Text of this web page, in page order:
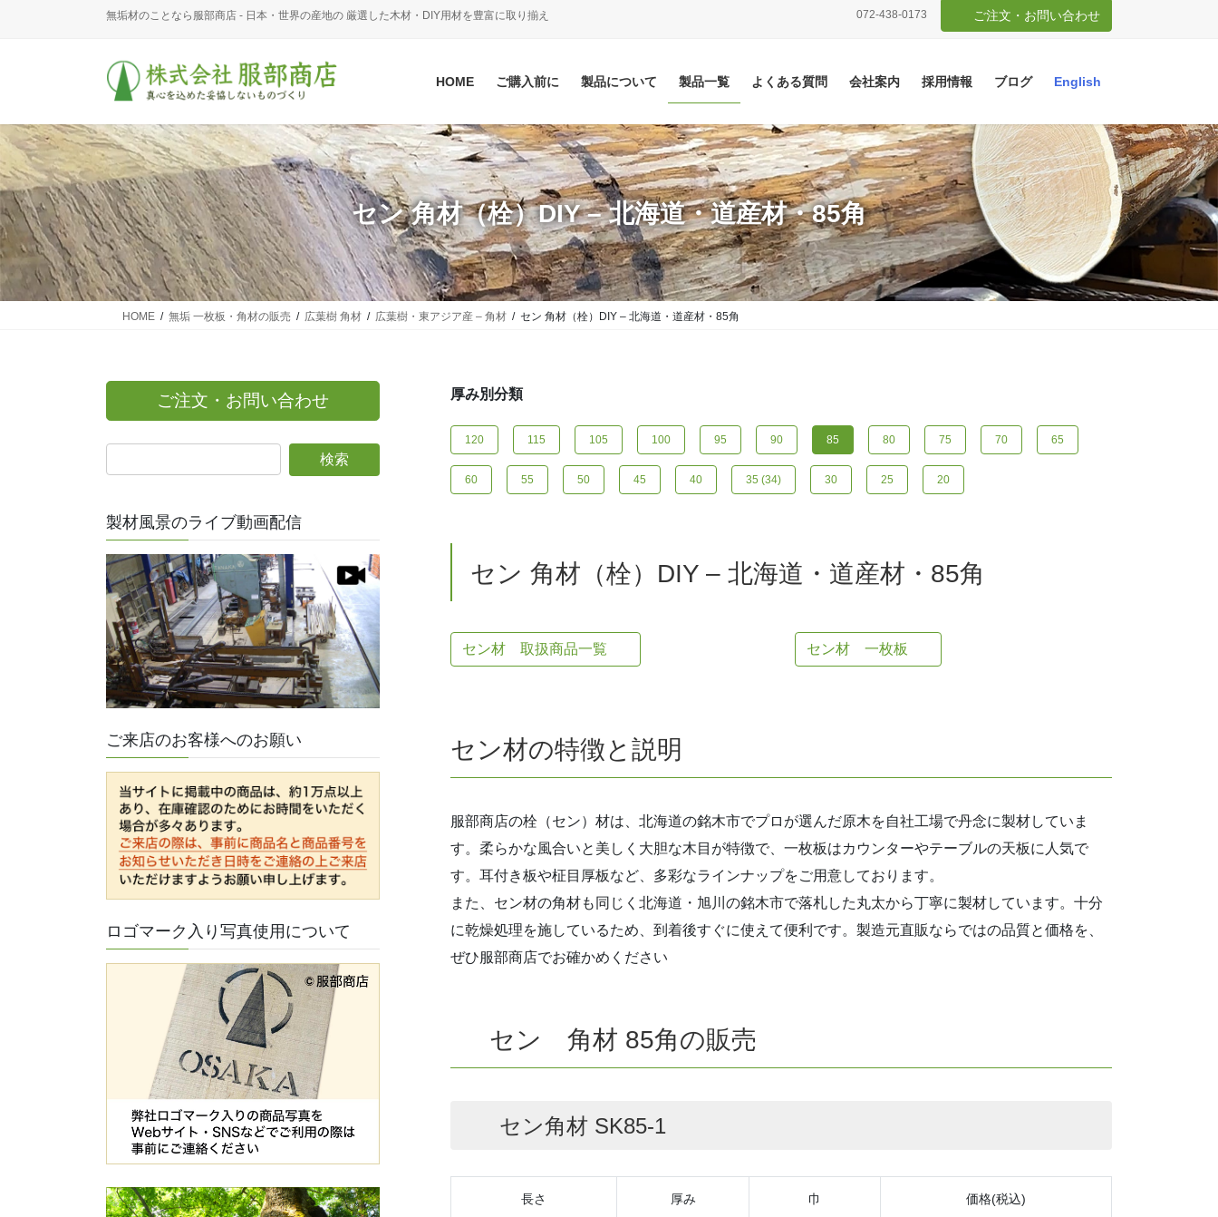
移
動
ン
に
移
動
無垢材のことなら服部商店 - 日本・世界の産地の 厳選した木材・DIY用材を豊富に取り揃え 072-438-0173 ご注文・お問い合わせ
HOME ご購入前に 製品について 製品一覧 よくある質問 会社案内 採用情報 ブログ English
セン 角材（栓）DIY – 北海道・道産材・85角
HOME 無垢 一枚板・角材の販売 広葉樹 角材 広葉樹・東アジア産 – 角材 セン 角材（栓）DIY – 北海道・道産材・85角
厚み別分類
120 115 105 100 95 90 85 80 75 70 65
60 55 50 45 40 35 (34) 30 25 20
セン 角材（栓）DIY – 北海道・道産材・85角
セン材 取扱商品一覧 セン材 一枚板
セン材の特徴と説明
服部商店の栓（セン）材は、北海道の銘木市でプロが選んだ原木を自社工場で丹念に製材していま
す。柔らかな風合いと美しく大胆な木目が特徴で、一枚板はカウンターやテーブルの天板に人気で
す。耳付き板や柾目厚板など、多彩なラインナップをご用意しております。
また、セン材の角材も同じく北海道・旭川の銘木市で落札した丸太から丁寧に製材しています。十分
に乾燥処理を施しているため、到着後すぐに使えて便利です。製造元直販ならではの品質と価格を、
ぜひ服部商店でお確かめください
セン 角材 85角の販売
セン角材 SK85-1
長さ 厚み 巾 価格(税込)
ご注文・お問い合わせ
製材風景のライブ動画配信
ご来店のお客様へのお願い
ロゴマーク入り写真使用について